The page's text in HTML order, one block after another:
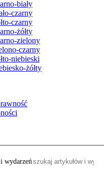
biały
czarny
czarny
żółty
zielony
czarny
niebieski
żółty
wydarzeń